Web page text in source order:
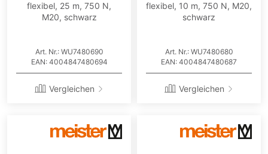
flexibel, 25 m, 750 N,
M20, schwarz
Art. Nr.: WU7480690
EAN: 4004847480694
Vergleichen
flexibel, 10 m, 750 N, M20,
schwarz
Art. Nr.: WU7480680
EAN: 4004847480687
Vergleichen